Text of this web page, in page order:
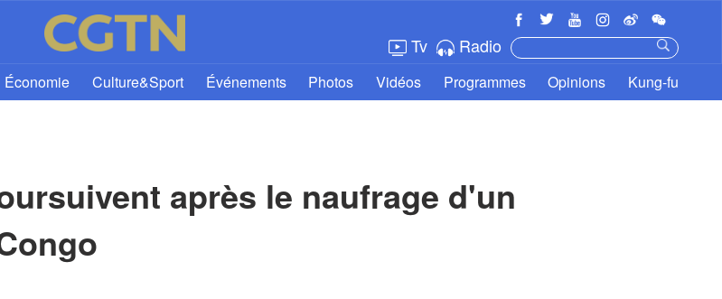
Tv Radio
Économie Culture&Sport Événements Photos Vidéos Programmes Opinions Kung-fu
après le naufrage d'un